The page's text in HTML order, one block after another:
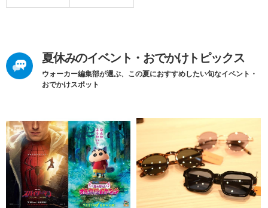
夏休みのイベント・おでかけトピックス
ウォーカー編集部が選ぶ、この夏におすすめしたい旬なイベント・
おでかけスポット